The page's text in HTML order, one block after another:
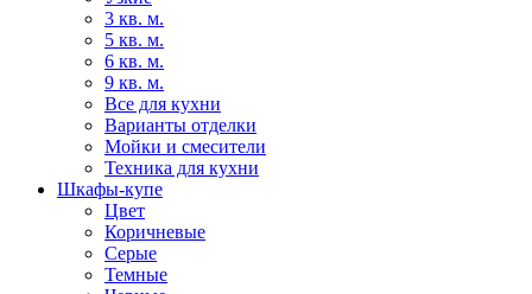
3 кв. м.
5 кв. м.
6 кв. м.
9 кв. м.
Все для кухни
Варианты отделки
Мойки и смесители
Техника для кухни
Шкафы-купе
Цвет
Коричневые
Серые
Темные